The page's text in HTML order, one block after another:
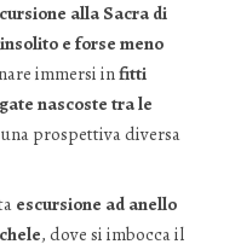
alla Sacra di
e forse meno
immersi infitti
nascoste tra le
prospettiva diversa
escursione ad anello
, dove si imbocca il